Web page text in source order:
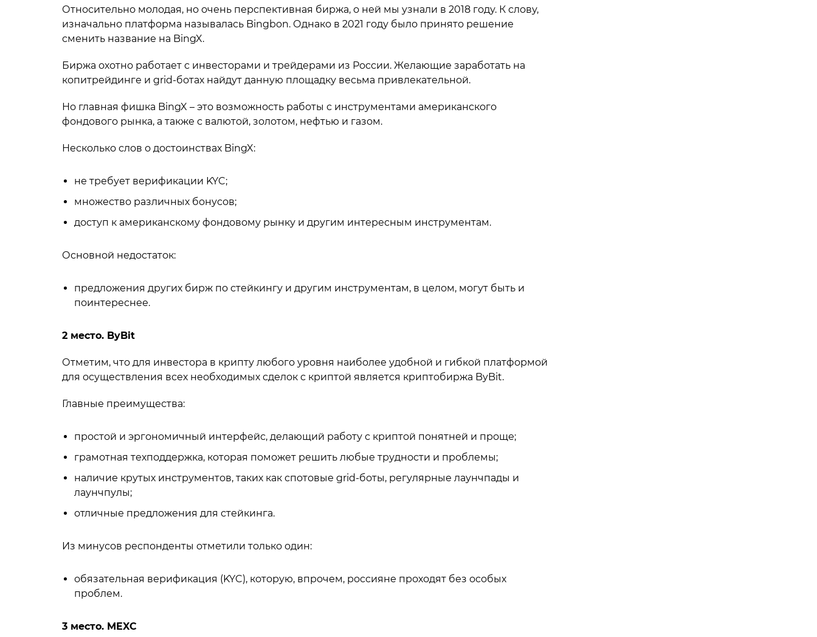
Относительно молодая, но очень перспективная биржа, о ней мы узнали в 2018 году. К слову,
изначально платформа называлась Bingbon. Однако в 2021 году было принято решение
сменить название на BingX.
Биржа охотно работает с инвесторами и трейдерами из России. Желающие заработать на
копитрейдинге и grid-ботах найдут данную площадку весьма привлекательной.
Но главная фишка BingX – это возможность работы с инструментами американского
фондового рынка, а также с валютой, золотом, нефтью и газом.
Несколько слов о достоинствах BingX:
не требует верификации KYC;
множество различных бонусов;
доступ к американскому фондовому рынку и другим интересным инструментам.
Основной недостаток:
предложения других бирж по стейкингу и другим инструментам, в целом, могут быть и
поинтереснее.
2 место. ByBit
Отметим, что для инвестора в крипту любого уровня наиболее удобной и гибкой платформой
для осуществления всех необходимых сделок с криптой является криптобиржа ByBit.
Главные преимущества:
простой и эргономичный интерфейс, делающий работу с криптой понятней и проще;
грамотная техподдержка, которая поможет решить любые трудности и проблемы;
наличие крутых инструментов, таких как спотовые grid-боты, регулярные лаунчпады и
лаунчпулы;
отличные предложения для стейкинга.
Из минусов респонденты отметили только один:
обязательная верификация (KYC), которую, впрочем, россияне проходят без особых
проблем.
3 место. MEXC